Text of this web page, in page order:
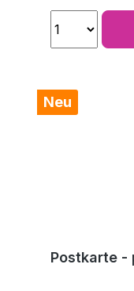
Neu
Postkarte -